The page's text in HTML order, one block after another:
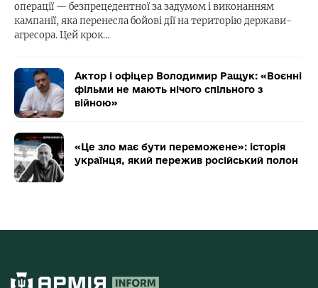
операції — безпрецедентної за задумом і виконанням
кампанії, яка перенесла бойові дії на територію держави-
агресора. Цей крок…
Актор і офіцер Володимир Ращук: «Воєнні
фільми не мають нічого спільного з
війною»
«Це зло має бути переможене»: історія
українця, який пережив російський полон